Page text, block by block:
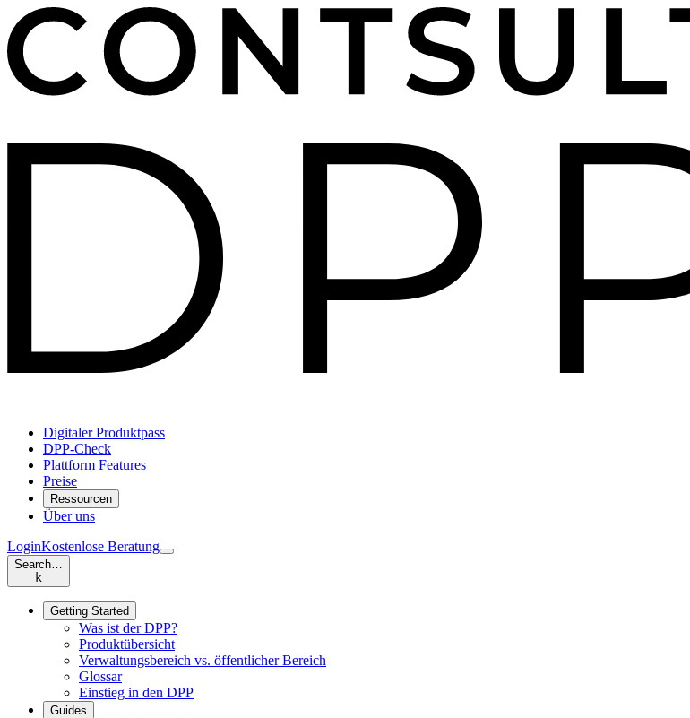
Digitaler Produktpass
DPP-Check
Plattform Features
Preise
Ressourcen
Über uns
LoginKostenlose Beratung
Search…
k
Getting Started
Was ist der DPP?
Produktübersicht
Verwaltungsbereich vs. öffentlicher Bereich
Glossar
Einstieg in den DPP
Guides